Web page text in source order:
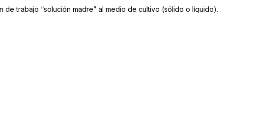
trabajo “solución madre” al medio de cultivo (sólido o líquido).